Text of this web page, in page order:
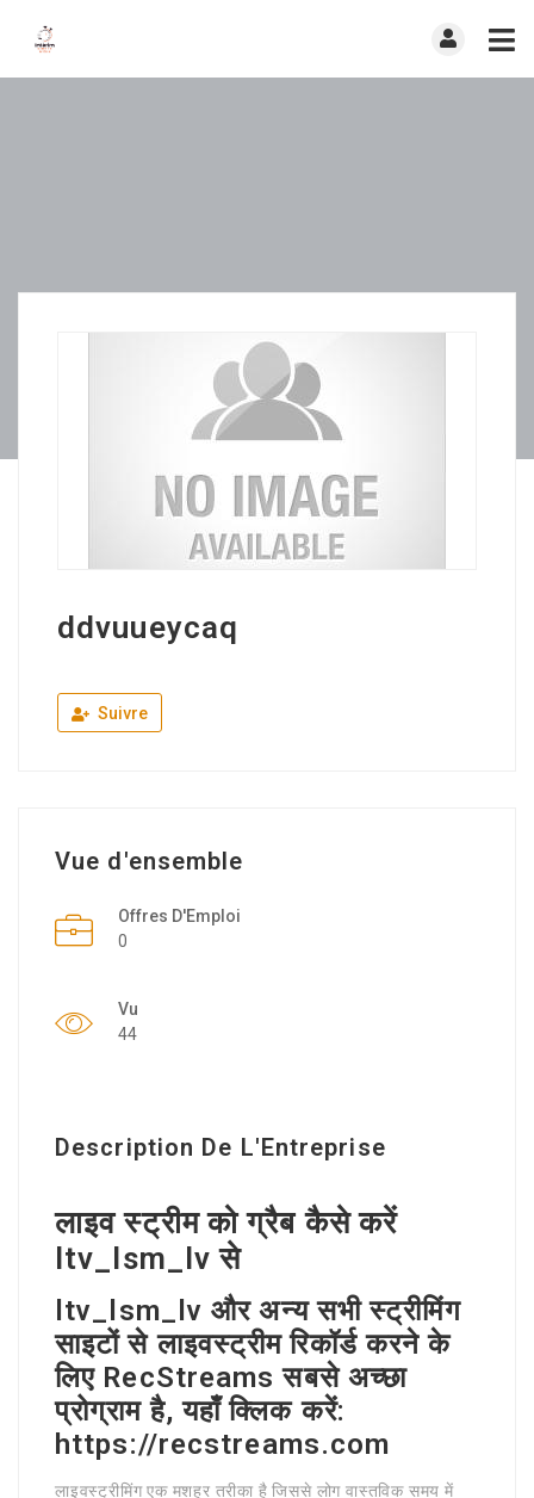
ddvuueycaq
Suivre
Vue d'ensemble
Offres D'Emploi
0
Vu
44
Description De L'Entreprise
लाइव स्ट्रीम को ग्रैब कैसे करें
ltv_lsm_lv से
ltv_lsm_lv और अन्य सभी स्ट्रीमिंग
साइटों से लाइवस्ट्रीम रिकॉर्ड करने के
लिए RecStreams सबसे अच्छा
प्रोग्राम है, यहाँ क्लिक करें:
https://recstreams.com
लाइवस्ट्रीमिंग एक मशहूर तरीका है जिससे लोग वास्तविक समय में